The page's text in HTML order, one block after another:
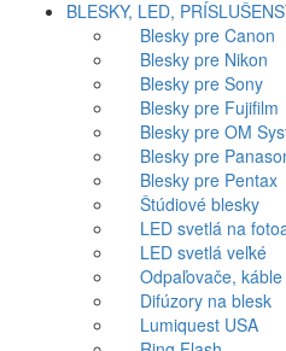
BLESKY, LED,
Blesky pre Canon
Blesky pre Nikon
Blesky pre Sony
Blesky pre Fujifilm
Blesky pre OM
Blesky pre
Blesky pre Pentax
Štúdiové blesky
LED svetlá na
LED svetlá veľké
Odpaľovače, káble
Difúzory na blesk
Lumiquest USA